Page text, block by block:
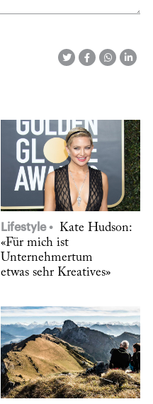
Lifestyle
Kate Hudson:
«Für mich ist
Unternehmertum
etwas sehr Kreatives»